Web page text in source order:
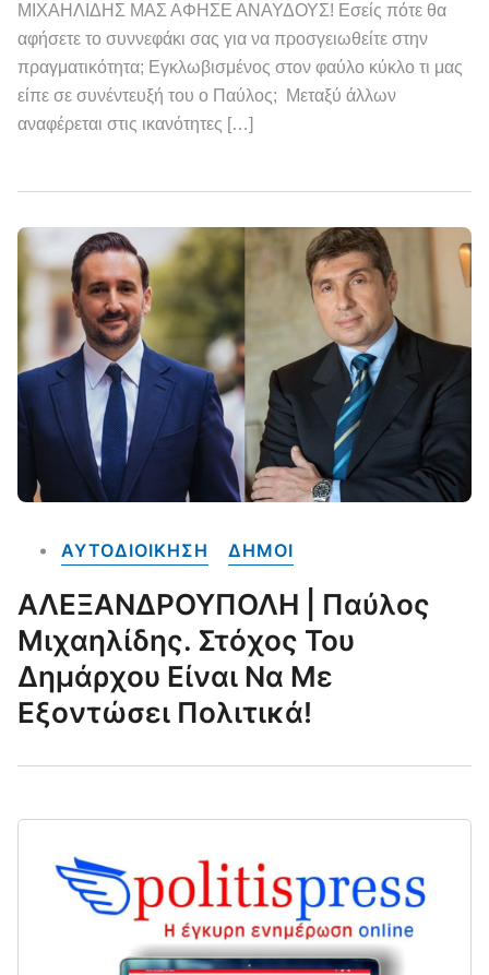
ΜΙΧΑΗΛΙΔΗΣ ΜΑΣ ΑΦΗΣΕ ΑΝΑΥΔΟΥΣ! Εσείς πότε θα
αφήσετε το συννεφάκι σας για να προσγειωθείτε στην
πραγματικότητα; Εγκλωβισμένος στον φαύλο κύκλο τι μας
είπε σε συνέντευξή του ο Παύλος; Μεταξύ άλλων
αναφέρεται στις ικανότητες […]
ΑΥΤΟΔΙΟΙΚΗΣΗ ΔΗΜΟΙ
ΑΛΕΞΑΝΔΡΟΥΠΟΛΗ | Παύλος
Μιχαηλίδης. Στόχος Του
Δημάρχου Είναι Να Με
Εξοντώσει Πολιτικά!